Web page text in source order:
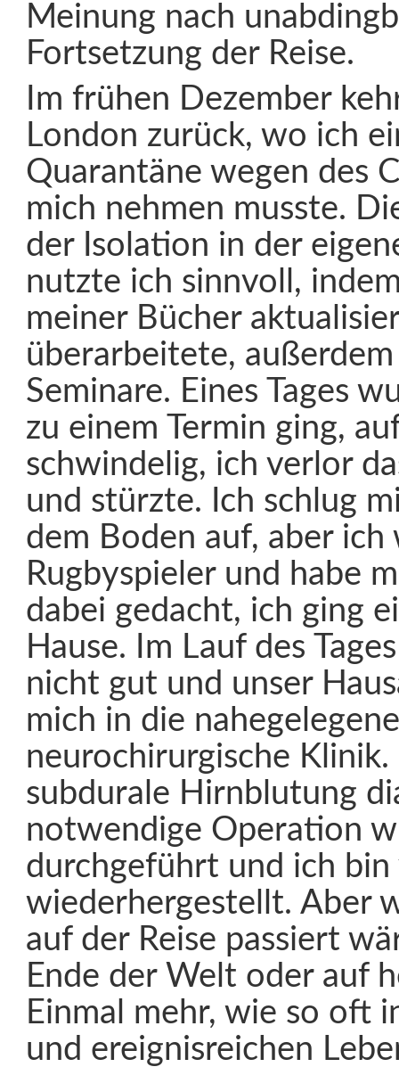
Meinung nach
Fortsetzung der Reise.
Im frühen Dezember
London zurück, wo ich
Quarantäne wegen des
mich nehmen musste.
der Isolation in der
nutzte ich sinnvoll,
meiner Bücher
überarbeitete,
Seminare. Eines Tages
zu einem Termin ging,
schwindelig, ich verlor
und stürzte. Ich schlug
dem Boden auf, aber ich
Rugbyspieler und habe
dabei gedacht, ich ging
Hause. Im Lauf des
nicht gut und unser
mich in die nahegelegene
neurochirurgische Klinik.
subdurale Hirnblutung
notwendige Operation
durchgeführt und ich
wiederhergestellt. Aber
auf der Reise passiert
Ende der Welt oder auf
Einmal mehr, wie so oft
und ereignisreichen